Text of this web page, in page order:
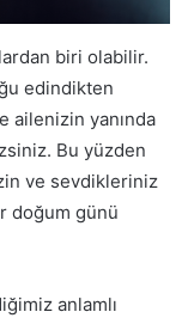
biri olabilir.
edindikten
ailenizin yanında
Bu yüzden
ve sevdikleriniz
doğum günü
anlamlı